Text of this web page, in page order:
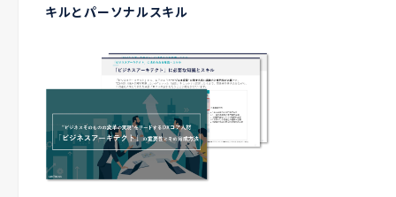
キルとパーソナルスキル